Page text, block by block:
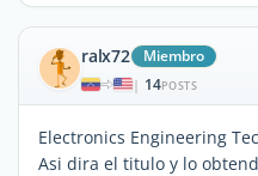
ralx72 Miembro
| 14POSTS
Electronics Engineering
Asi dira el titulo y lo